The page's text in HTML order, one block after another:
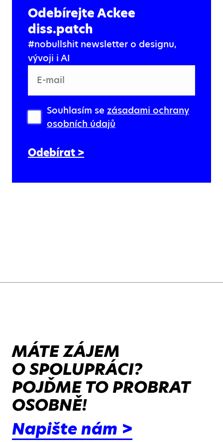
Odebírejte Ackee
diss.patch
#nobullshit newsletter o designu,
vývoji i AI
E-mail
Odebírat >
Souhlasím se zásadami ochrany
osobních údajů
MÁTE ZÁJEM
O SPOLUPRÁCI?
POJĎME TO PROBRAT
OSOBNĚ!
Napište nám >